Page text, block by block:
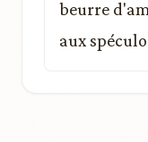
beurre
aux